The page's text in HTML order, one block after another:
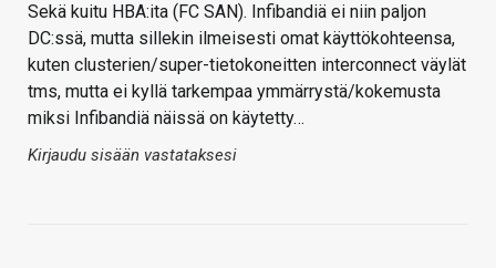
Sekä kuitu HBA:ita (FC SAN). Infibandiä ei niin paljon
DC:ssä, mutta sillekin ilmeisesti omat käyttökohteensa,
kuten clusterien/super-tietokoneitten interconnect väylät
tms, mutta ei kyllä tarkempaa ymmärrystä/kokemusta
miksi Infibandiä näissä on käytetty…
Kirjaudu sisään vastataksesi